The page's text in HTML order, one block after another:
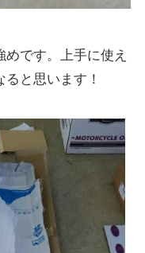
です。上手に使え
と思います！